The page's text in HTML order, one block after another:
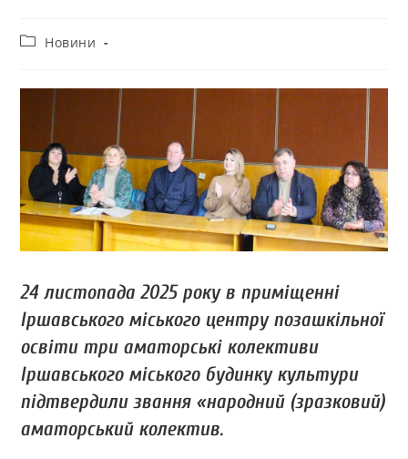
Новини
24 листопада 2025 року в приміщенні
Іршавського міського центру позашкільної
освіти три аматорські колективи
Іршавського міського будинку культури
підтвердили звання «народний (зразковий)
аматорський колектив.